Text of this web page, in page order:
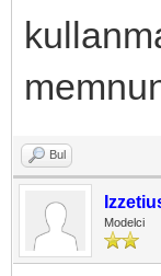
Bul
Modelci